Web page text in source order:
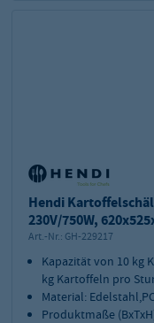
Hendi
230V/750W,
Art.-Nr.: GH-229217
Kapazität von 10 kg
kg Kartoffeln pro
Material:
Produktmaße